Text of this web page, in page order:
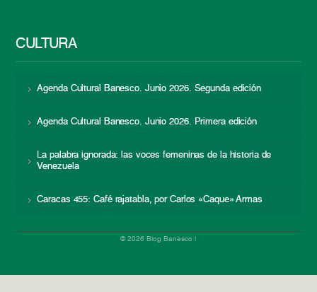
CULTURA
Agenda Cultural Banesco. Junio 2026. Segunda edición
Agenda Cultural Banesco. Junio 2026. Primera edición
La palabra ignorada: las voces femeninas de la historia de
Venezuela
Caracas 455: Café rajatabla, por Carlos «Caque» Armas
© 2026 Blog Banesco |